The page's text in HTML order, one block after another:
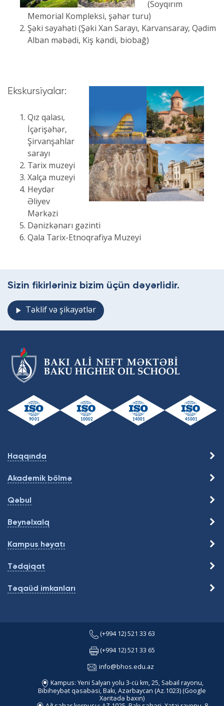
(Soyqırım
Memorial Kompleksi, şəhər turu)
Şəki səyahəti (Şəki Xan Sarayı, Karvansaray, Qədim
Alban məbədi, Kiş kəndi, biobağ)
Ekskursiyalar:
Qız qalası,
İçərişəhər,
Şirvanşahlar
sarayı
Tarix muzeyi
Xalça muzeyi
Heydər
Əliyev
Mərkəzi
Dənizkənarı gəzinti
Qala Tarix-Etnoqrafiya Muzeyi
Sizin fikirləriniz bizim üçün dəyərlidir.
Təklif və şikayətlər
Haqqında
Akademik bölmə
Qəbul
Beynəlxalq
Kampus həyatı
Tədqiqat
Təqaüd imkanları
(+994 12) 521 33 63
(+994 12) 521 33 65
info@bhos.edu.az
Kampus: Yeni Salyan yolu 3-cü km, 25, Səbail rayonu,
Bibiheybət qəsəbəsi, Bakı, Azərbaycan (Az.1023) (Google
Xəritədə baxın)